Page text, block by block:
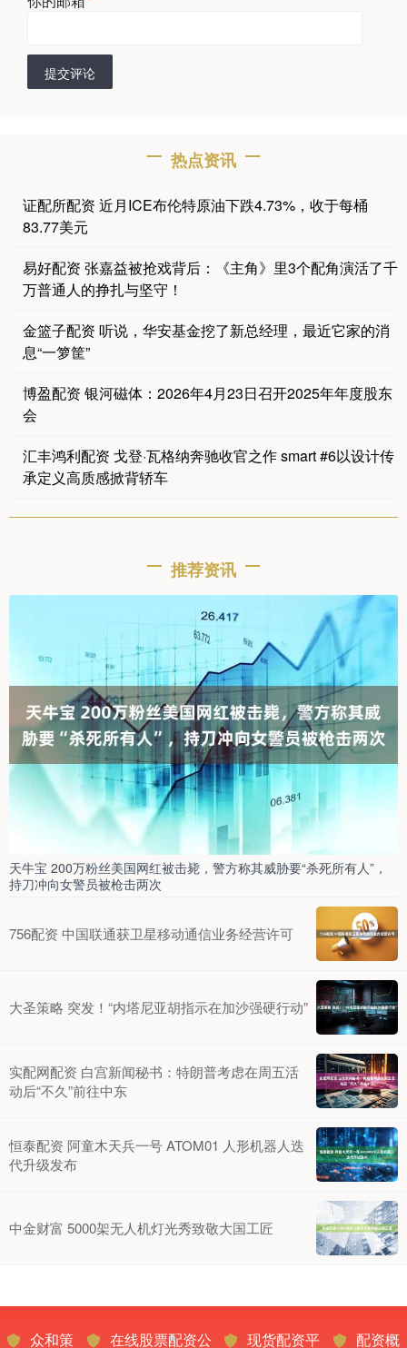
提交评论
热点资讯
证配所配资 近月ICE布伦特原油下跌4.73%，收于每桶
83.77美元
易好配资 张嘉益被抢戏背后：《主角》里3个配角演活了千
万普通人的挣扎与坚守！
金篮子配资 听说，华安基金挖了新总经理，最近它家的消
息“一箩筐”
博盈配资 银河磁体：2026年4月23日召开2025年年度股东
会
汇丰鸿利配资 戈登·瓦格纳奔驰收官之作 smart #6以设计传
承定义高质感掀背轿车
推荐资讯
天牛宝 200万粉丝美国网红被击毙，警方称其威胁要“杀死所有人”，
持刀冲向女警员被枪击两次
756配资 中国联通获卫星移动通信业务经营许可
大圣策略 突发！“内塔尼亚胡指示在加沙强硬行动”
实配网配资 白宫新闻秘书：特朗普考虑在周五活
动后“不久”前往中东
恒泰配资 阿童木天兵一号 ATOM01 人形机器人迭
代升级发布
中金财富 5000架无人机灯光秀致敬大国工匠
众和策 在线股票配资公 现货配资平 配资概